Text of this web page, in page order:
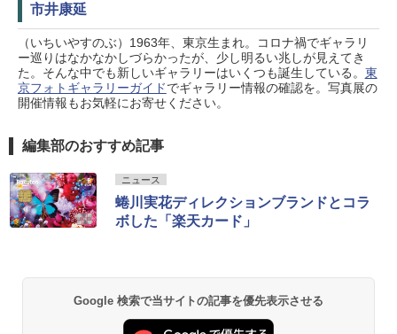
市井康延
（いちいやすのぶ）1963年、東京生まれ。コロナ禍でギャラリ
ー巡りはなかなかしづらかったが、少し明るい兆しが見えてき
た。そんな中でも新しいギャラリーはいくつも誕生している。 東
京フォトギャラリーガイドでギャラリー情報の確認を。写真展の
開催情報もお気軽にお寄せください。
編集部のおすすめ記事
ニュース
蜷川実花ディレクションブランドとコラ
ボした「楽天カード」
Google 検索で当サイトの記事を優先表示させる